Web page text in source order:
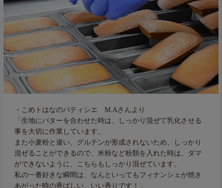
・こめトはなのパティシエ M.Aさんより
「生地にバターを合わせた時は、しっかり混ぜて乳化させる
事を大切に作業しています。
また小麦粉と違い、グルテンが形成されないため、しっかり
混ぜることができるので、米粉など粉類を入れた時は、ダマ
ができないように、こちらもしっかり混ぜています。
私の一番好きな瞬間は、なんといってもフィナンシェが焼き
あがった時の香ばしい、いい香りです！」